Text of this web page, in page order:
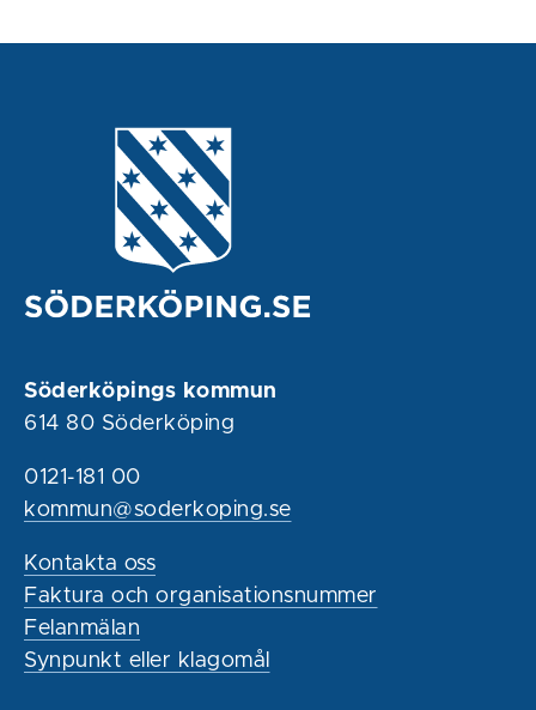
Söderköpings kommun
614 80 Söderköping
0121-181 00
kommun@soderkoping.se
Kontakta oss
Faktura och organisationsnummer
Felanmälan
Synpunkt eller klagomål